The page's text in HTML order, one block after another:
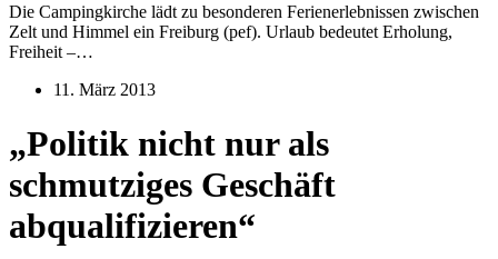
Die Campingkirche lädt zu besonderen Ferienerlebnissen zwischen
Zelt und Himmel ein Freiburg (pef). Urlaub bedeutet Erholung,
Freiheit –…
11. März 2013
„Politik nicht nur als
schmutziges Geschäft
abqualifizieren“